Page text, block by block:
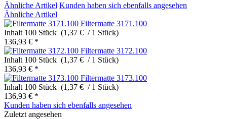
Ähnliche Artikel Kunden haben sich ebenfalls angesehen
Ähnliche Artikel
Filtermatte 3171.100
Inhalt 100 Stück (1,37 € / 1 Stück)
136,93 € *
Filtermatte 3172.100
Inhalt 100 Stück (1,37 € / 1 Stück)
136,93 € *
Filtermatte 3173.100
Inhalt 100 Stück (1,37 € / 1 Stück)
136,93 € *
Kunden haben sich ebenfalls angesehen
Zuletzt angesehen